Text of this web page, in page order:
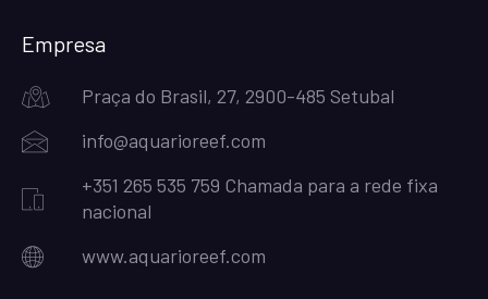
Empresa
Praça do Brasil, 27, 2900-485 Setubal
info@aquarioreef.com
+351 265 535 759 Chamada para a rede fixa
nacional
www.aquarioreef.com